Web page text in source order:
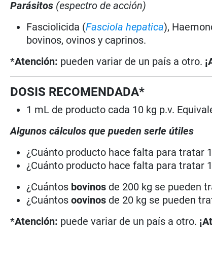
Parásitos (espectro de acción)
Fasciolicida (Fasciola hepatica),
bovinos, ovinos y caprinos.
*Atención: pueden variar de un país a otro.
DOSIS RECOMENDADA*
1 mL de producto cada 10 kg p.v.
Algunos cálculos que pueden serle útiles
¿Cuánto producto hace falta para tratar
¿Cuánto producto hace falta para tratar
¿Cuántos bovinos de 200 kg se pueden
¿Cuántosoovinos de 20 kg se pueden
*Atención: puede variar de un país a otro.